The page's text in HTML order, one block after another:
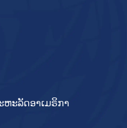
ຫະລັດອາເມຣິກາ